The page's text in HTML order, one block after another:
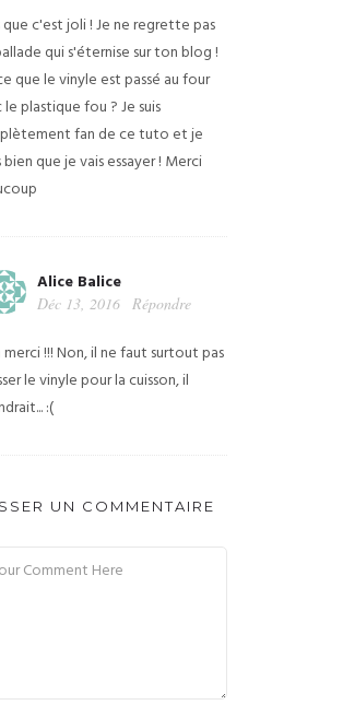
que c'est joli ! Je ne regrette pas
qui s'éternise sur ton blog !
que le vinyle est passé au four
le plastique fou ? Je suis
fan de ce tuto et je
bien que je vais essayer ! Merci
Alice Balice
Déc 13, 2016 Répondre
merci !!! Non, il ne faut surtout pas
le vinyle pour la cuisson, il
:(
UN COMMENTAIRE